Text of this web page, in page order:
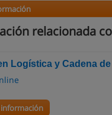
relacionada
Logística y Cadena